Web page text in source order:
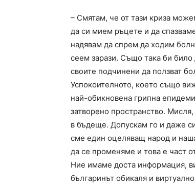
– Смятам, че от тази криза
да си мием ръцете и да
надявам да спрем да ходим
сеем зарази. Също така би било
своите подчинени да ползват
Успокоителното, което също
най-обикновена грипна
затворено пространство.
в бъдеще. Допускам го и даже
сме един оцеляващ народ и
да се променяме и това е част
Ние имаме доста информация,
българинът обикаля и